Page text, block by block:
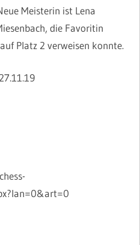
Meisterin ist Lena
die Favoritin
Platz 2 verweisen konnte.